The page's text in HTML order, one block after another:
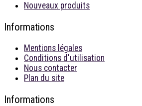
Nouveaux produits
Informations
Mentions légales
Conditions d'utilisation
Nous contacter
Plan du site
Informations